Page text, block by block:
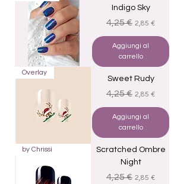
Indigo Sky
Prezzo regolare
4,25 € Prezzo scontato
2,85 €
Aggiungi al
carrello
Overlay
Sweet Rudy
Prezzo regolare
4,25 € Prezzo scontato
2,85 €
Aggiungi al
carrello
by Chrissi
Scratched Ombre
Night
Prezzo regolare
4,25 € Prezzo scontato
2,85 €